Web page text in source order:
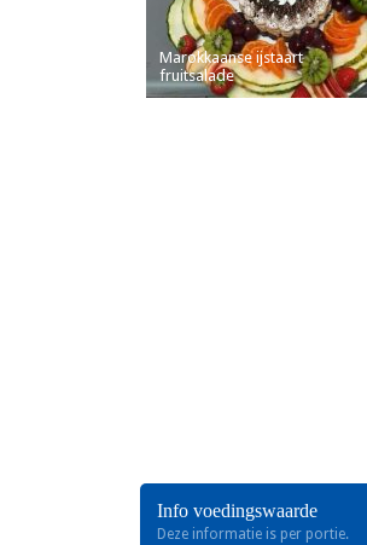
Marokkaanse ijstaart
fruitsalade
Info voedingswaarde
Deze informatie is per portie.